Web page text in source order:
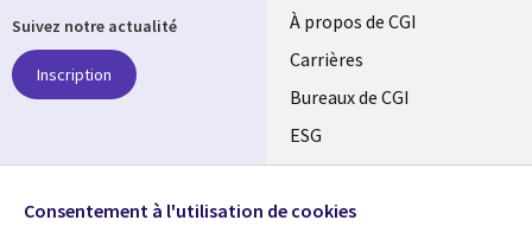
Useful
links
CANADA
FR
À propos de CGI
Carrières
Bureaux de CGI
ESG
Alliances
Suivez notre actualité
Inscription
Consentement à l'utilisation de cookies